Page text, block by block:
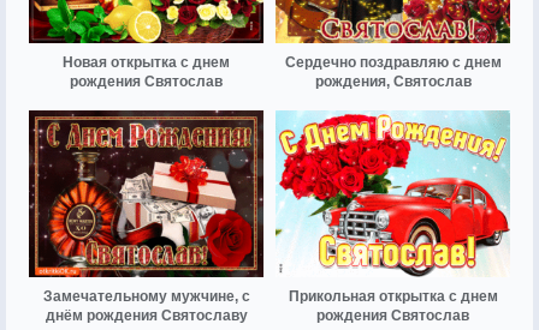
Новая открытка с днем
рождения Святослав
Сердечно поздравляю с днем
рождения, Святослав
Замечательному мужчине, с
днём рождения Святославу
Прикольная открытка с днем
рождения Святослав